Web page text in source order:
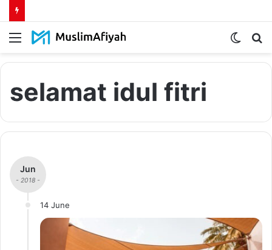
Menu
Switch
selamat idul fitri
Jun
- 2018 -
14 June